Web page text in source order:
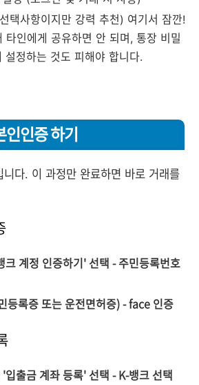
택사항이지만 강력 추천) 여기서 잠깐!
타인에게 공유하면 안 되며, 통장 비밀
설정하는 것도 피해야 합니다.
인증 하기
니다. 이 과정만 완료하면 바로 거래를
계정 인증하기' 선택 - 주민등록번호
등록증 또는 운전면허증) - face 인증
출금 계좌 등록' 선택 - K-뱅크 선택